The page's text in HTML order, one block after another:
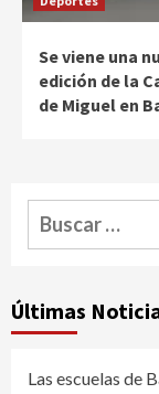
Se viene una
edición de la
de Miguel en
Buscar:
Últimas
Las escuelas de